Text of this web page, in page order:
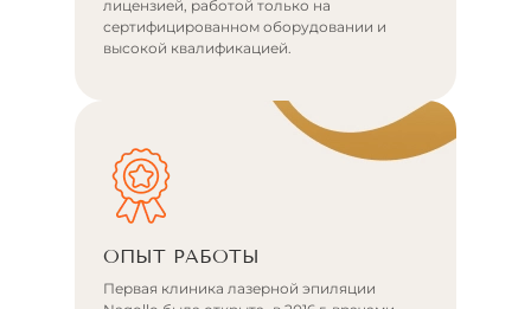
лицензией, работой только на
сертифицированном оборудовании и
высокой квалификацией.
ОПЫТ РАБОТЫ
Первая клиника лазерной эпиляции